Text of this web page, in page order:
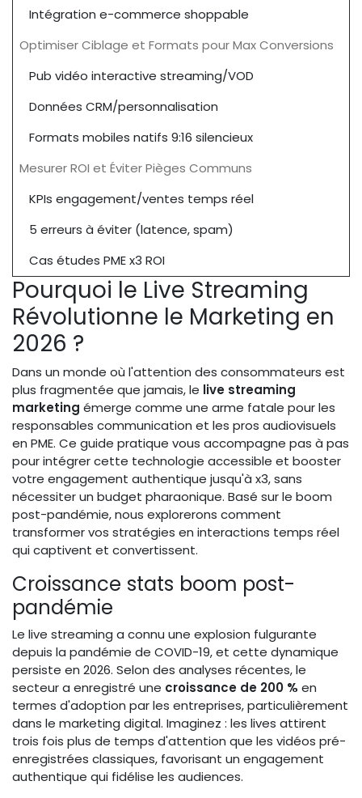
Intégration e-commerce shoppable
Optimiser Ciblage et Formats pour Max Conversions
Pub vidéo interactive streaming/VOD
Données CRM/personnalisation
Formats mobiles natifs 9:16 silencieux
Mesurer ROI et Éviter Pièges Communs
KPIs engagement/ventes temps réel
5 erreurs à éviter (latence, spam)
Cas études PME x3 ROI
Pourquoi le Live Streaming
Révolutionne le Marketing en
2026 ?
Dans un monde où l'attention des consommateurs est
plus fragmentée que jamais, le live streaming
marketing émerge comme une arme fatale pour les
responsables communication et les pros audiovisuels
en PME. Ce guide pratique vous accompagne pas à pas
pour intégrer cette technologie accessible et booster
votre engagement authentique jusqu'à x3, sans
nécessiter un budget pharaonique. Basé sur le boom
post-pandémie, nous explorerons comment
transformer vos stratégies en interactions temps réel
qui captivent et convertissent.
Croissance stats boom post-
pandémie
Le live streaming a connu une explosion fulgurante
depuis la pandémie de COVID-19, et cette dynamique
persiste en 2026. Selon des analyses récentes, le
secteur a enregistré une croissance de 200 % en
termes d'adoption par les entreprises, particulièrement
dans le marketing digital. Imaginez : les lives attirent
trois fois plus de temps d'attention que les vidéos pré-
enregistrées classiques, favorisant un engagement
authentique qui fidélise les audiences.